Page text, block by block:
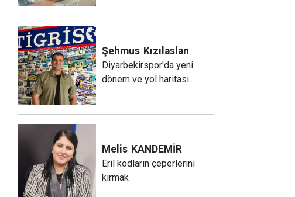
Şehmus Kızılaslan
Diyarbekirspor'da yeni
dönem ve yol haritası..
Melis KANDEMİR
Eril kodların çeperlerini
kırmak